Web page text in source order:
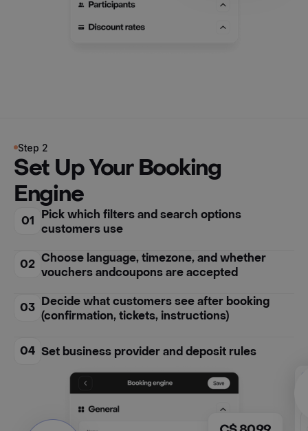
Step 2
Set Up Your Booking
Engine
01 Pick which filters and search options
customers use
02 Choose language, timezone, and whether
vouchers andcoupons are accepted
03 Decide what customers see after booking
(confirmation, tickets, instructions)
04 Set business provider and deposit rules